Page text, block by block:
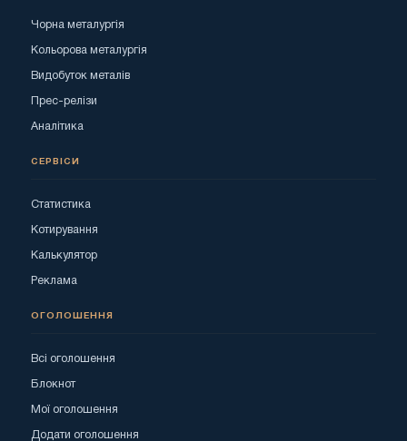
Чорна металургія
Кольорова металургія
Видобуток металів
Прес-релізи
Аналітика
СЕРВІСИ
Статистика
Котирування
Калькулятор
Реклама
ОГОЛОШЕННЯ
Всі оголошення
Блокнот
Мої оголошення
Додати оголошення